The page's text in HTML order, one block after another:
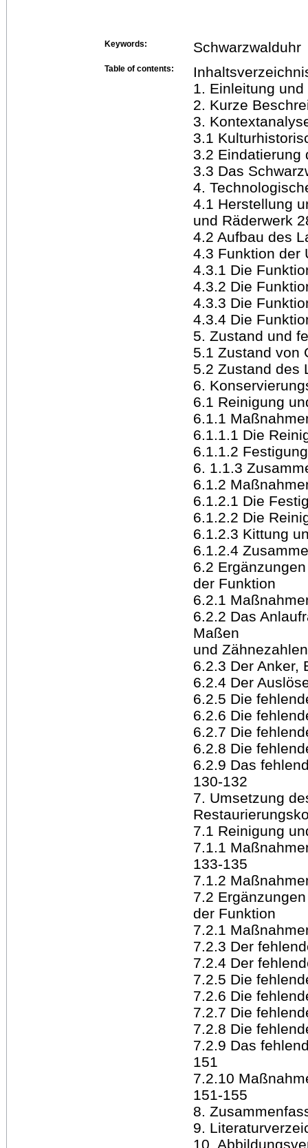
Keywords: Schwarzwalduhr
Table of contents:
1. Einleitung
2. Kurze
3.
3.1
3.2 Eindatierung
3.3 Das
4.
4.1 Herstellung
und Räderwerk
4.2 Aufbau des
4.3 Funktion der
4.3.1 Die
4.3.2 Die
4.3.3 Die
4.3.4 Die
5. Zustand und
5.1 Zustand von
5.2 Zustand des
6.
6.1 Reinigung
6.1.1
6.1.1.1 Die
6.1.1.2
6. 1.1.3
6.1.2
6.1.2.1 Die
6.1.2.2 Die
6.1.2.3 Kittung
6.1.2.4
6.2
der Funktion
6.2.1
6.2.2 Das
Maßen
und
6.2.3 Der Anker,
6.2.4 Der
6.2.5 Die
6.2.6 Die
6.2.7 Die
6.2.8 Die
6.2.9 Das
130-132
7. Umsetzung
7.1 Reinigung
7.1.1
133-135
7.1.2
7.2
der Funktion
7.2.1
7.2.3 Der
7.2.4 Der
7.2.5 Die
7.2.6 Die
7.2.7 Die
7.2.8 Die
7.2.9 Das
151
7.2.10
151-155
8.
9.
10.